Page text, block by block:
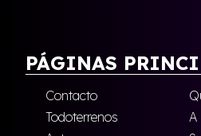
PÁGINAS
Contacto
Todoterrenos
A